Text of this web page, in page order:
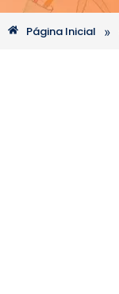
Página Inicial »